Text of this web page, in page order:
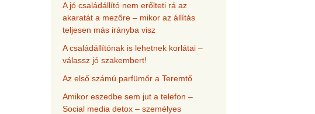
A jó családállító nem erőlteti rá az
akaratát a mezőre – mikor az állítás
teljesen más irányba visz
A családállítónak is lehetnek korlátai –
válassz jó szakembert!
Az első számú parfümőr a Teremtő
Amikor eszedbe sem jut a telefon –
Social media detox – személyes